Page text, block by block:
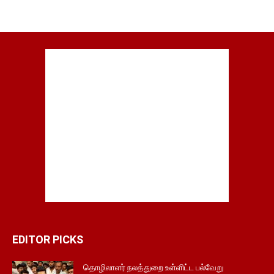
EDITOR PICKS
தொழிலாளர் நலத்துறை உள்ளிட்ட பல்வேறு